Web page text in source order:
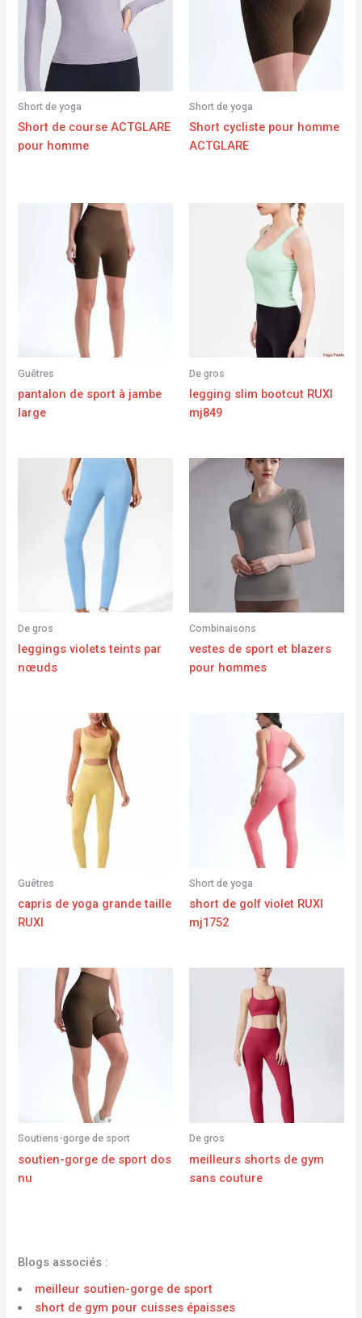
Short de yoga
Short de course ACTGLARE
pour homme
Short de yoga
Short cycliste pour homme
ACTGLARE
Guêtres
pantalon de sport à jambe
large
De gros
legging slim bootcut RUXI
mj849
De gros
leggings violets teints par
nœuds
Combinaisons
vestes de sport et blazers
pour hommes
Guêtres
capris de yoga grande taille
RUXI
Short de yoga
short de golf violet RUXI
mj1752
Soutiens-gorge de sport
soutien-gorge de sport dos
nu
De gros
meilleurs shorts de gym
sans couture
Blogs associés :
meilleur soutien-gorge de sport
short de gym pour cuisses épaisses